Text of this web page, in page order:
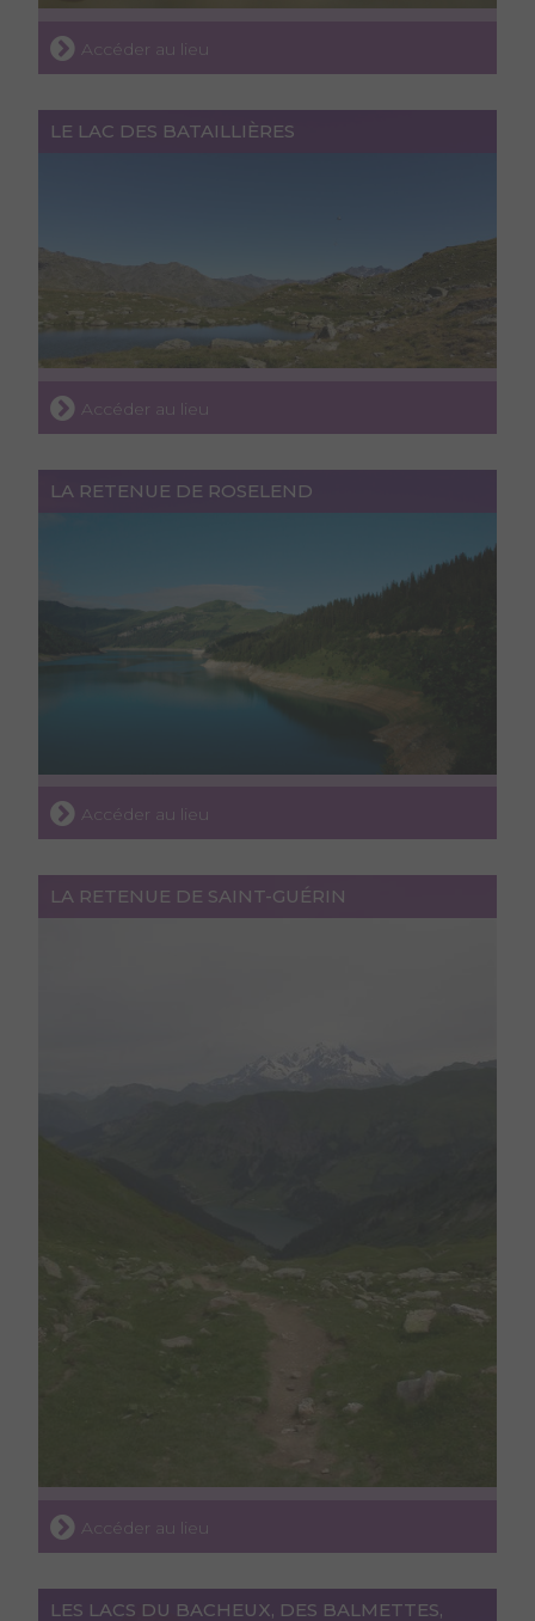
Accéder au lieu
LE LAC DES BATAILLIÈRES
Accéder au lieu
LA RETENUE DE ROSELEND
Accéder au lieu
LA RETENUE DE SAINT-GUÉRIN
Accéder au lieu
LES LACS DU BACHEUX, DES BALMETTES,